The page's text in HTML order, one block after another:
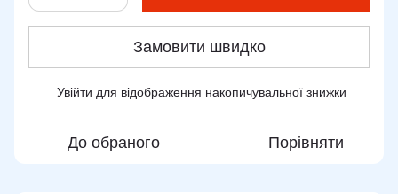
Замовити швидко
Увійти для відображення накопичувальної знижки
До обраного Порівняти